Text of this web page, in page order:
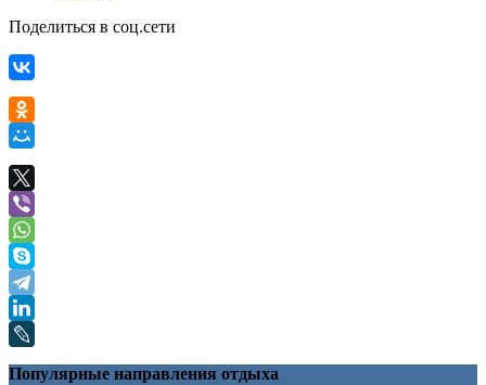
Поделиться в соц.сети
Популярные направления отдыха